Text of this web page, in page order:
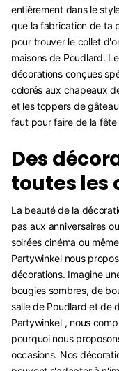
entièrement dans le
que la fabrication de ta
pour trouver le collet
maisons de Poudlard.
décorations conçues
colorés aux chapeaux
et les toppers de
faut pour faire de la
Des
toutes les
La beauté de la
pas aux anniversaires
soirées cinéma ou
Partywinkel nous
décorations. Imagine
bougies sombres, de
salle de Poudlard et de
Partywinkel , nous
pourquoi nous
occasions. Nos